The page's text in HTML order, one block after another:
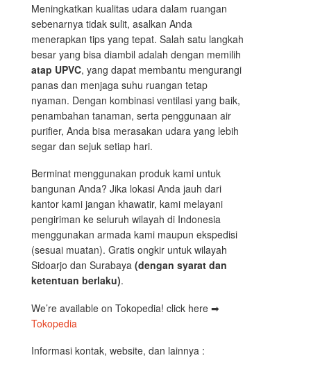
Meningkatkan kualitas udara dalam ruangan
sebenarnya tidak sulit, asalkan Anda
menerapkan tips yang tepat. Salah satu langkah
besar yang bisa diambil adalah dengan memilih
atap UPVC, yang dapat membantu mengurangi
panas dan menjaga suhu ruangan tetap
nyaman. Dengan kombinasi ventilasi yang baik,
penambahan tanaman, serta penggunaan air
purifier, Anda bisa merasakan udara yang lebih
segar dan sejuk setiap hari.
Berminat menggunakan produk kami untuk
bangunan Anda? Jika lokasi Anda jauh dari
kantor kami jangan khawatir, kami melayani
pengiriman ke seluruh wilayah di Indonesia
menggunakan armada kami maupun ekspedisi
(sesuai muatan). Gratis ongkir untuk wilayah
Sidoarjo dan Surabaya (dengan syarat dan
ketentuan berlaku).
We’re available on Tokopedia! click here ➡
Tokopedia
Informasi kontak, website, dan lainnya :